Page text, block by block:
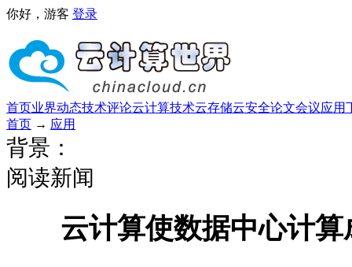
你好，游客 登录
首页业界动态技术评论云计算技术云存储云安全论文会议应用
首页 → 应用
背景：
阅读新闻
云计算使数据中心计算